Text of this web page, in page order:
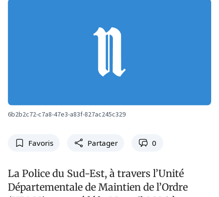
6b2b2c72-c7a8-47e3-a83f-827ac245c329
Favoris Partager 0
La Police du Sud-Est, à travers l’Unité
Départementale de Maintien de l’Ordre